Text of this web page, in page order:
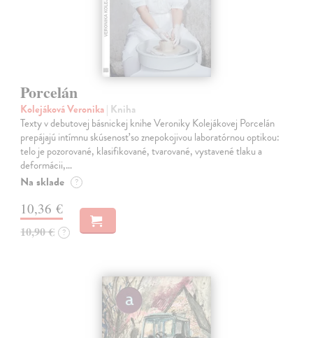
Porcelán
Kolejáková Veronika| Kniha
Texty v debutovej básnickej knihe Veroniky Kolejákovej Porcelán
prepájajú intímnu skúsenosť so znepokojivou laboratórnou optikou:
telo je pozorované, klasifikované, tvarované, vystavené tlaku a
deformácii,…
Na sklade ?
10,36 €
10,90 € ?